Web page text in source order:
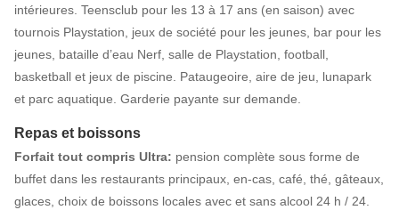
intérieures. Teensclub pour les 13 à 17 ans (en saison) avec
tournois Playstation, jeux de société pour les jeunes, bar pour les
jeunes, bataille d’eau Nerf, salle de Playstation, football,
basketball et jeux de piscine. Pataugeoire, aire de jeu, lunapark
et parc aquatique. Garderie payante sur demande.
Repas et boissons
Forfait tout compris Ultra: pension complète sous forme de
buffet dans les restaurants principaux, en-cas, café, thé, gâteaux,
glaces, choix de boissons locales avec et sans alcool 24 h / 24.